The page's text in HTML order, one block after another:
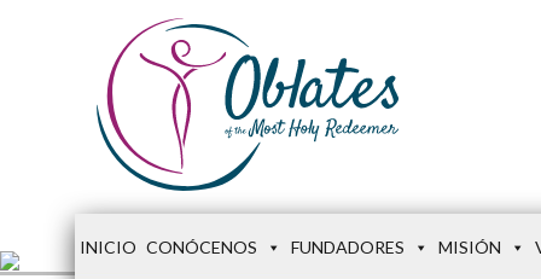
INICIO CONÓCENOS FUNDADORES MISIÓN